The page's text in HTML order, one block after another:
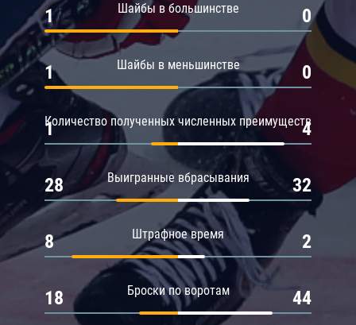
Шайбы в большинстве
1 0
Шайбы в меньшинстве
1 0
Количество полученных численных преимуществ
1 4
Выигранные вбрасывания
28 32
Штрафное время
8 2
Броски по воротам
18 44